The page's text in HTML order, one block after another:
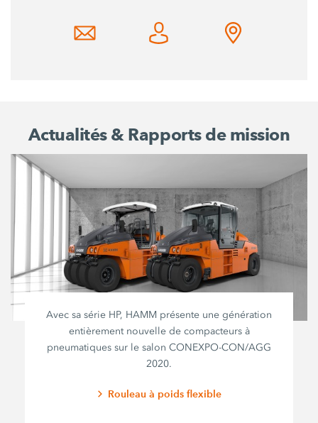
Actualités & Rapports de mission
Avec sa série HP, HAMM présente une génération
entièrement nouvelle de compacteurs à
pneumatiques sur le salon CONEXPO-CON/AGG
2020.
Rouleau à poids flexible